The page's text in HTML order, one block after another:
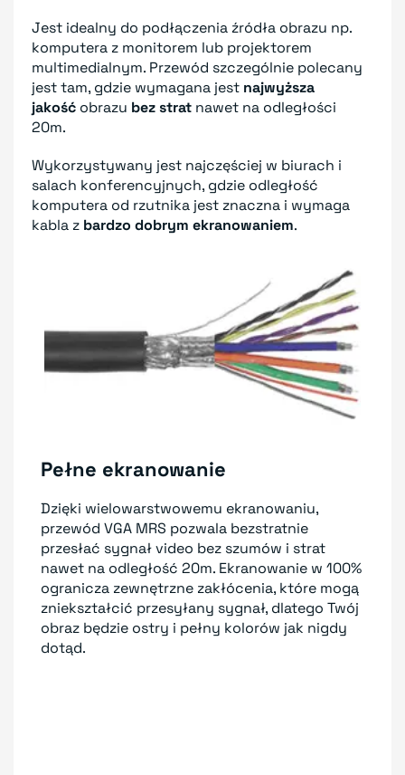
Jest idealny do podłączenia źródła obrazu np.
komputera z monitorem lub projektorem
multimedialnym. Przewód szczególnie polecany
jest tam, gdzie wymagana jest najwyższa
jakość obrazu bez strat nawet na odległości
20m.
Wykorzystywany jest najczęściej w biurach i
salach konferencyjnych, gdzie odległość
komputera od rzutnika jest znaczna i wymaga
kabla z bardzo dobrym ekranowaniem.
Pełne ekranowanie
Dzięki wielowarstwowemu ekranowaniu,
przewód VGA MRS pozwala bezstratnie
przesłać sygnał video bez szumów i strat
nawet na odległość 20m. Ekranowanie w 100%
ogranicza zewnętrzne zakłócenia, które mogą
zniekształcić przesyłany sygnał, dlatego Twój
obraz będzie ostry i pełny kolorów jak nigdy
dotąd.